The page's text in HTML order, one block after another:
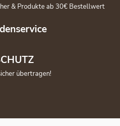
& Produkte ab 30€ Bestellwert
übertragen!